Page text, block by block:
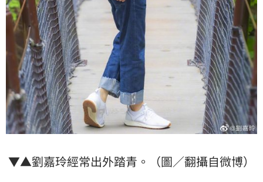
▼▲劉嘉玲經常出外踏青。（圖／翻攝自微博）